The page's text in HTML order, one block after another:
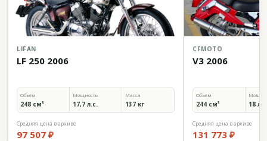
LIFAN
LF 250 2006
Объём
248 см³
Мощность
17,7 л.с.
Масса
137 кг
Средняя цена в архиве
97 507 ₽
CFMOTO
V3 2006
Объём
244 см³ 18
Средняя цена в архиве
131 773 ₽